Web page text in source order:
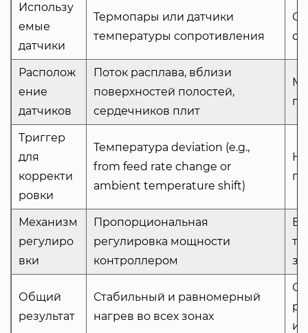
Использу
емые
датчики
Термопары или датчики
температуры сопротивления
Располож
ение
датчиков
Поток расплава, вблизи
поверхностей полостей,
сердечников плит
Триггер
для
корректи
ровки
Температура deviation (e.g.,
from feed rate change or
ambient temperature shift)
Механизм
регулиро
вки
Пропорциональная
регулировка мощности
контроллером
Общий
результат
Стабильный и равномерный
нагрев во всех зонах